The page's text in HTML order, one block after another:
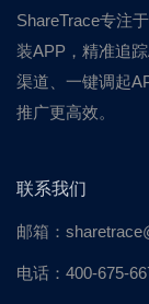
ShareTrace专注
装APP，精准追
渠道、一键调起
推广更高效。
联系我们
邮箱：
电话：400-675-